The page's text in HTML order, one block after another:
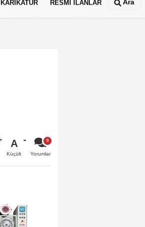
KARİKATÜR RESMİ İLANLAR Ara
A
Küçült Yorumlar